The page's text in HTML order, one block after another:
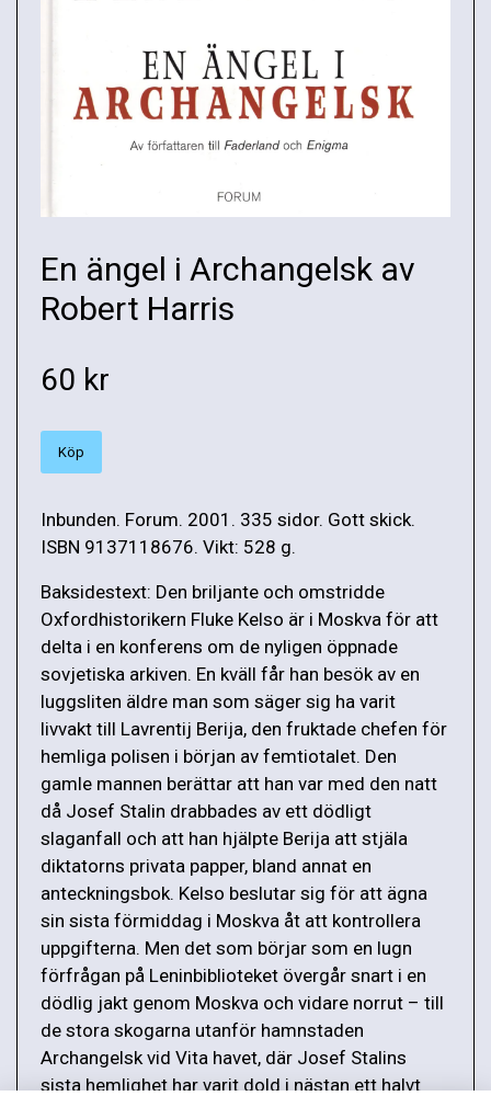
En ängel i Archangelsk av
Robert Harris
60 kr
Köp
Inbunden. Forum. 2001. 335 sidor. Gott skick.
ISBN 9137118676. Vikt: 528 g.
Baksidestext: Den briljante och omstridde
Oxfordhistorikern Fluke Kelso är i Moskva för att
delta i en konferens om de nyligen öppnade
sovjetiska arkiven. En kväll får han besök av en
luggsliten äldre man som säger sig ha varit
livvakt till Lavrentij Berija, den fruktade chefen för
hemliga polisen i början av femtiotalet. Den
gamle mannen berättar att han var med den natt
då Josef Stalin drabbades av ett dödligt
slaganfall och att han hjälpte Berija att stjäla
diktatorns privata papper, bland annat en
anteckningsbok. Kelso beslutar sig för att ägna
sin sista förmiddag i Moskva åt att kontrollera
uppgifterna. Men det som börjar som en lugn
förfrågan på Leninbiblioteket övergår snart i en
dödlig jakt genom Moskva och vidare norrut – till
de stora skogarna utanför hamnstaden
Archangelsk vid Vita havet, där Josef Stalins
sista hemlighet har varit dold i nästan ett halvt